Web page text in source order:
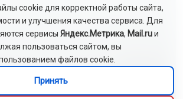
cookie для корректной работы сайта,
и улучшения качества сервиса. Для
сервисы Яндекс.Метрика, Mail.ruи
пользоваться сайтом, вы
файлов cookie.
Принять